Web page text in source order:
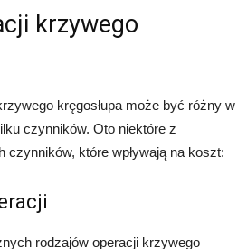
krzywego
kręgosłupa może być różny w
czynników. Oto niektóre z
czynników, które wpływają na koszt:
rodzajów operacji krzywego